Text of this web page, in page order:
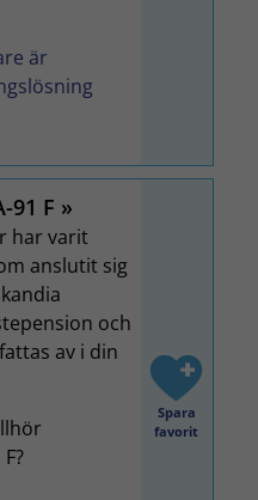
är
91 F
har varit
anslutit sig
och
av i din
Spara
favorit